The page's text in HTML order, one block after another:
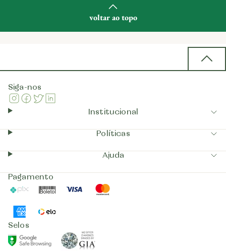
voltar ao topo
Siga-nos
Instagram
Facebook
Twitter
Institucional
Políticas
Ajuda
Pagamento
Pix Boleto Visa
AmericanExpress
Selos
GoogleSafeBrowsing